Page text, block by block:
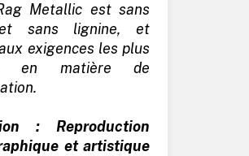
Metallic est sans
sans lignine, et
exigences les plus
en matière de
: Reproduction
et artistique